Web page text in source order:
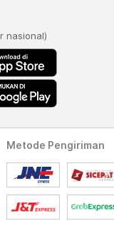
nasional)
Metode Pengiriman